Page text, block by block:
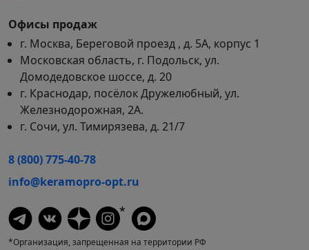
Офисы продаж
г. Москва, Береговой проезд , д. 5А, корпус 1
Московская область, г. Подольск, ул.
Домодедовское шоссе, д. 20
г. Краснодар, посёлок Дружелюбный, ул.
Железнодорожная, 2А.
г. Сочи, ул. Тимирязева, д. 21/7
8 (800) 775-40-78
info@keramopro-opt.ru
*
*Организация, запрещенная на территории РФ